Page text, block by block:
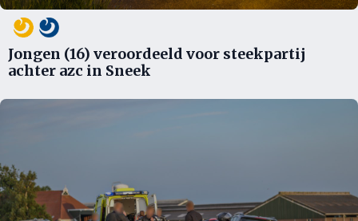
Jongen (16) veroordeeld voor steekpartij
achter azc in Sneek